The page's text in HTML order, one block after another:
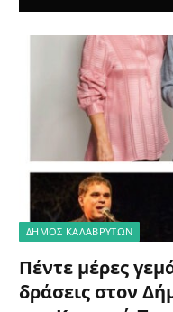
ΔΗΜΟΣ ΚΑΛΑΒΡΥΤΩΝ
Πέντε μέρες
δράσεις στον